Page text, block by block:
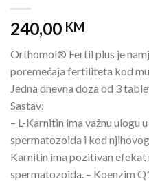
240,00 KM
Orthomol® Fertil plus je
poremećaja fertiliteta kod
Jedna dnevna doza od 3
Sastav:
– L-Karnitin ima važnu ulogu
spermatozoida i kod
Karnitin ima pozitivan
spermatozoida. – Koenzim